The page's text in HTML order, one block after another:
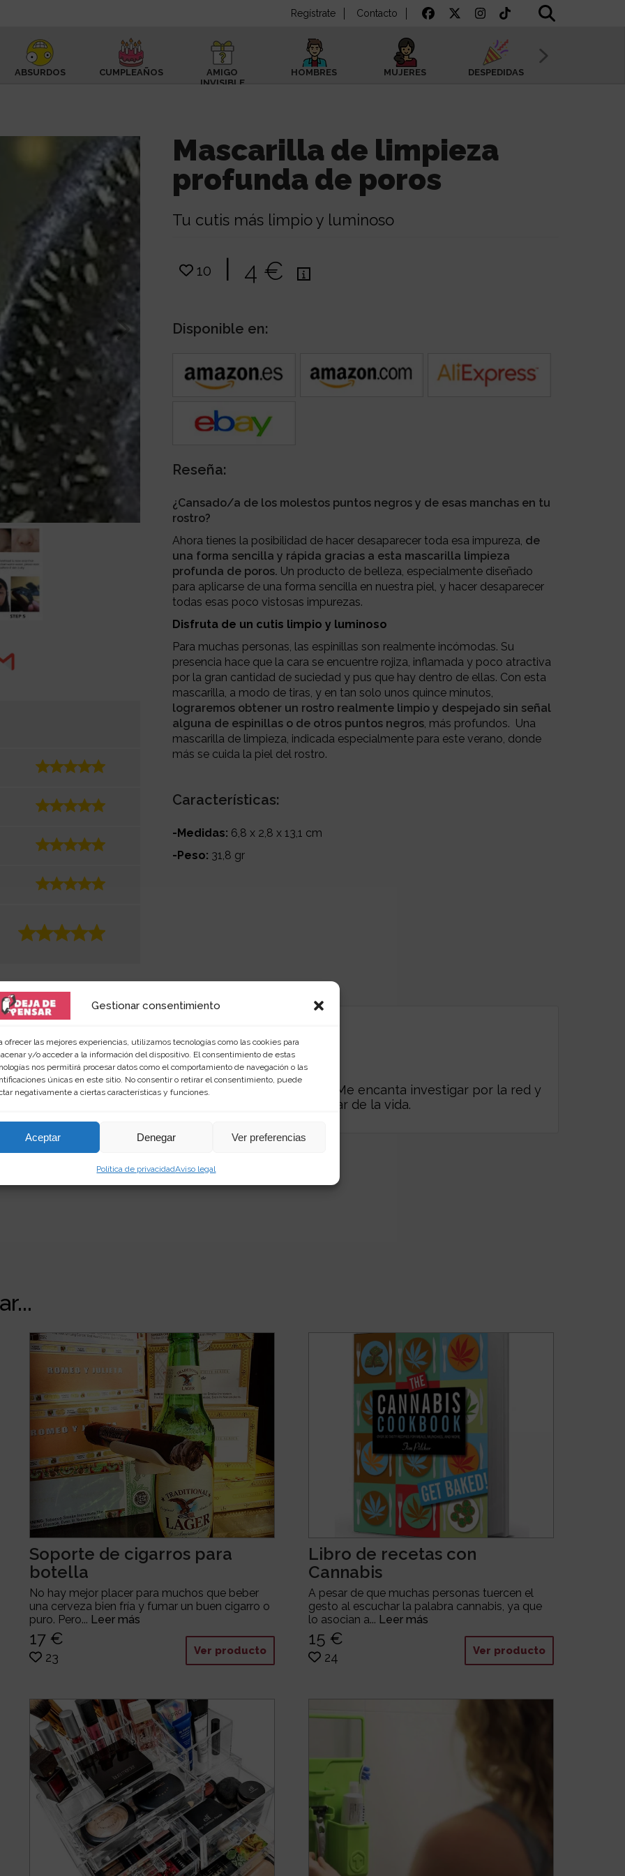
Gestionar consentimiento
ofrecer las mejores experiencias, utilizamos tecnologías como las cookies para
y/o acceder a la información del dispositivo. El consentimiento de estas
nos permitirá procesar datos como el comportamiento de navegación o las
únicas en este sitio. No consentir o retirar el consentimiento, puede
negativamente a ciertas características y funciones.
Aceptar Denegar Ver preferencias
Política de privacidadAviso legal
Regístrate Contacto
ABSURDOS CUMPLEAÑOS
AMIGO
INVISIBLE
HOMBRES MUJERES DESPEDIDAS
Mascarilla de limpieza
profunda de poros
Tu cutis más limpio y luminoso
10 | 4 €
Disponible en:
Reseña:
¿Cansado/a de los molestos puntos negros y de esas manchas en tu
rostro?
Ahora tienes la posibilidad de hacer desaparecer toda esa impureza, de
una forma sencilla y rápida gracias a esta mascarilla limpieza
profunda de poros. Un producto de belleza, especialmente diseñado
para aplicarse de una forma sencilla en nuestra piel, y hacer desaparecer
todas esas poco vistosas impurezas.
Disfruta de un cutis limpio y luminoso
Para muchas personas, las espinillas son realmente incómodas. Su
presencia hace que la cara se encuentre rojiza, inflamada y poco atractiva
por la gran cantidad de suciedad y pus que hay dentro de ellas. Con esta
mascarilla, a modo de tiras, y en tan solo unos quince minutos,
lograremos obtener un rostro realmente limpio y despejado sin señal
alguna de espinillas o de otros puntos negros , más profundos. Una
mascarilla de limpieza, indicada especialmente para este verano, donde
más se cuida la piel del rostro.
Características:
-Medidas: 6,8 x 2,8 x 13,1 cm
-Peso: 31,8 gr
amante de las palabras y de los productos singulares. Me encanta investigar por la red y
en
. Me gusta el mar y disfrutar de la vida.
Soporte de cigarros para
botella
No hay mejor placer para muchos que beber
una cerveza bien fría y fumar un buen cigarro o
puro. Pero... Leer más
17 €
23 Ver producto
Libro de recetas con
Cannabis
A pesar de que muchas personas tuercen el
gesto al escuchar la palabra cannabis, ya que
lo asocian a... Leer más
15 €
24 Ver producto